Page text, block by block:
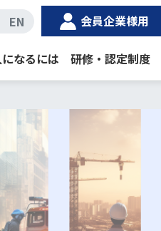
なるには 研修・認定制度
EN 会員企業様用